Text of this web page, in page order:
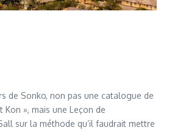
de Sonko, non pas une catalogue de
Kon », mais une Leçon de
sur la méthode qu’il faudrait mettre